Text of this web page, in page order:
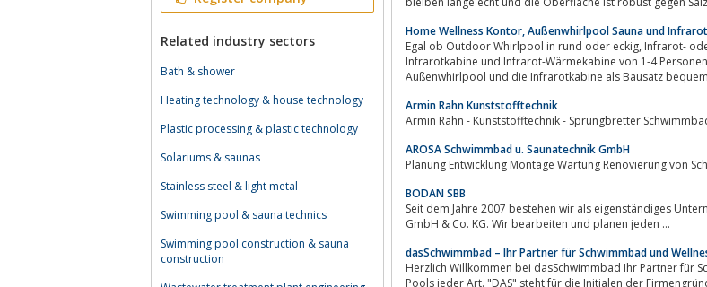
Related industry sectors
Bath & shower
Heating technology & house technology
Plastic processing & plastic technology
Solariums & saunas
Stainless steel & light metal
Swimming pool & sauna technics
Swimming pool construction & sauna
construction
Home Wellness Kontor, Außenwhirlpool Sauna und
Egal ob Outdoor Whirlpool in rund oder eckig, Infrarot- oder Design-Sauna aus Zedern- oder Pinienholz oder Wärmekabine,
Infrarotkabine und Infrarot-Wärmekabine von 1-4 Personen, bei Home Wellness Kontor erhalten Sie Ihre Heim Sauna,
Außenwhirlpool und die Infrarotkabine als Bausatz
Armin Rahn Kunststofftechnik
AROSA Schwimmbad u. Saunatechnik GmbH
Planung Entwicklung Montage Wartung Renovierung von
BODAN SBB
Seit dem Jahre 2007 bestehen wir als eigenständiges
GmbH & Co. KG. Wir bearbeiten und planen jeden ...
dasSchwimmbad – Ihr Partner für Schwimmbad und
Herzlich Willkommen bei dasSchwimmbad Ihr Partner für
Pools jeder Art. "DAS" steht für die Initialen der